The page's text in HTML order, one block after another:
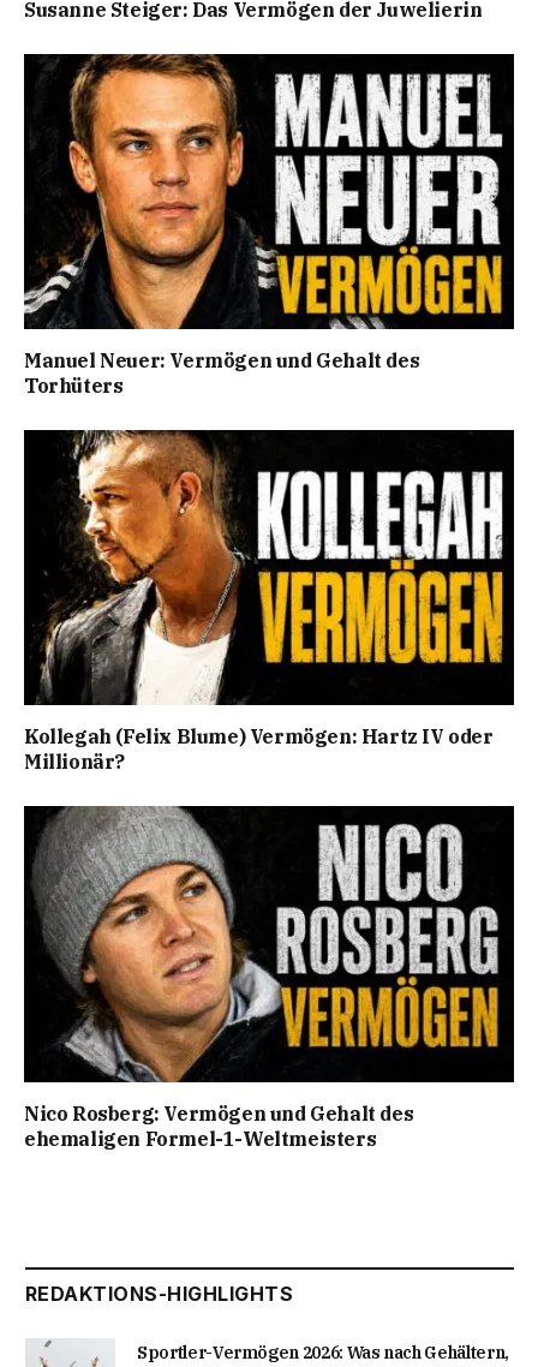
Susanne Steiger: Das Vermögen der Juwelierin
Manuel Neuer: Vermögen und Gehalt des
Torhüters
Kollegah (Felix Blume) Vermögen: Hartz IV oder
Millionär?
Nico Rosberg: Vermögen und Gehalt des
ehemaligen Formel-1-Weltmeisters
REDAKTIONS-HIGHLIGHTS
Sportler-Vermögen 2026: Was nach Gehältern,